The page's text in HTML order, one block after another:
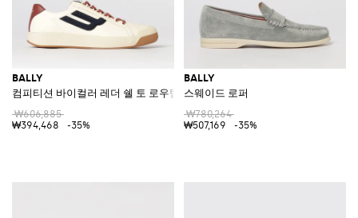
BALLY
컴피티션 바이컬러 레더 쉘 토 로우탑 스니커즈
₩606,885
₩394,468
-35%
BALLY
스웨이드 로퍼
₩780,264
₩507,169
-35%